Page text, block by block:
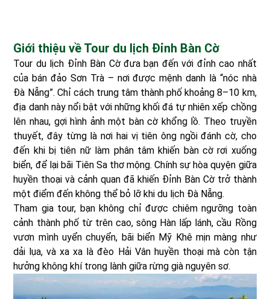
Giới thiệu về Tour du lịch Đỉnh Bàn Cờ
Tour du lịch Đỉnh Bàn Cờ đưa bạn đến với đỉnh cao nhất
của bán đảo Sơn Trà – nơi được mệnh danh là “nóc nhà
Đà Nẵng”. Chỉ cách trung tâm thành phố khoảng 8–10 km,
địa danh này nổi bật với những khối đá tự nhiên xếp chồng
lên nhau, gợi hình ảnh một bàn cờ khổng lồ. Theo truyền
thuyết, đây từng là nơi hai vị tiên ông ngồi đánh cờ, cho
đến khi bị tiên nữ làm phân tâm khiến bàn cờ rơi xuống
biển, để lại bãi Tiên Sa thơ mộng. Chính sự hòa quyện giữa
huyền thoại và cảnh quan đã khiến Đỉnh Bàn Cờ trở thành
một điểm đến không thể bỏ lỡ khi du lịch Đà Nẵng.
Tham gia tour, bạn không chỉ được chiêm ngưỡng toàn
cảnh thành phố từ trên cao, sông Hàn lấp lánh, cầu Rồng
vươn mình uyển chuyển, bãi biển Mỹ Khê mịn màng như
dải lụa, và xa xa là đèo Hải Vân huyền thoại mà còn tận
hưởng không khí trong lành giữa rừng già nguyên sơ.